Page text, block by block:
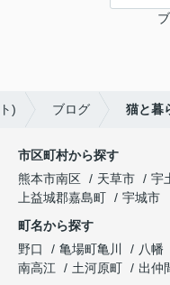
) ブログ 猫と暮
市区町村から探す
熊本市南区
天草市 宇
上益城郡嘉島町
宇城市
町名から探す
野口
亀場町亀川 八幡
南高江
土河原町 出仲